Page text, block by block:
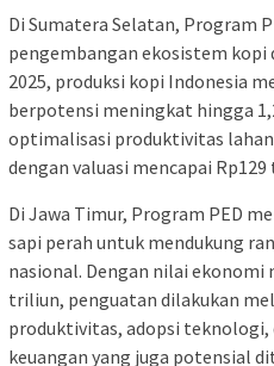
Di Sumatera Selatan, Program
pengembangan ekosistem kopi
2025, produksi kopi Indonesia
berpotensi meningkat hingga
optimalisasi produktivitas
dengan valuasi mencapai
Di Jawa Timur, Program PED
sapi perah untuk mendukung
nasional. Dengan nilai ekonomi
triliun, penguatan dilakukan
produktivitas, adopsi teknologi,
keuangan yang juga potensial